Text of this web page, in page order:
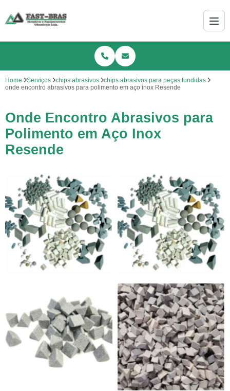
Home Serviços chips abrasivos
chips abrasivos para peças fundidas
onde encontro abrasivos para polimento em aço inox Resende
Onde Encontro Abrasivos para
Polimento em Aço Inox
Resende